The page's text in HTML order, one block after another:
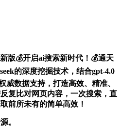
版💰开启ai搜索新时代！💰通天
的深度挖掘技术，结合gpt-4.0
威数据支持，打造高效、精准、
复比对网页内容，一次搜索，直
前所未有的简单高效！
。